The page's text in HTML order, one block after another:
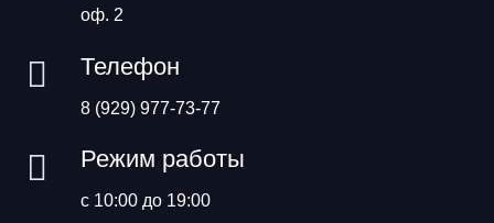
оф. 2
Телефон
8 (929) 977-73-77
Режим работы
с 10:00 до 19:00